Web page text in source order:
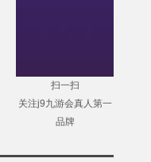
扫一扫
关注j9九游会真人第一
品牌